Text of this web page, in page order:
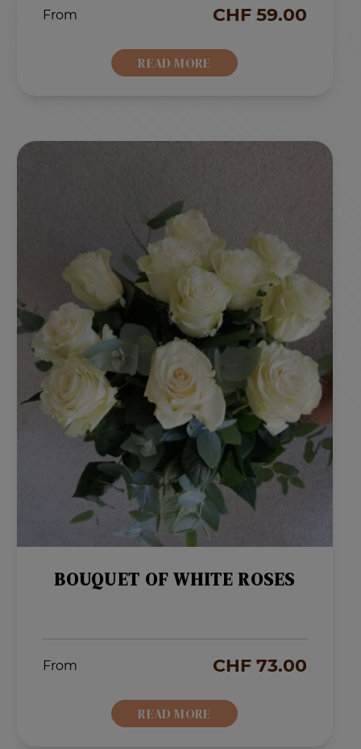
From CHF59.00
READ MORE
BOUQUET OF WHITE ROSES
From CHF73.00
READ MORE